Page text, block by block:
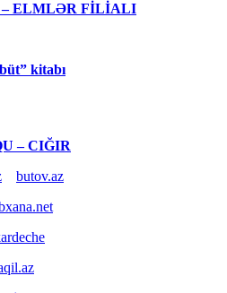
– ELMLƏR FİLİALI
kitabı
– CIĞIR
butov.az